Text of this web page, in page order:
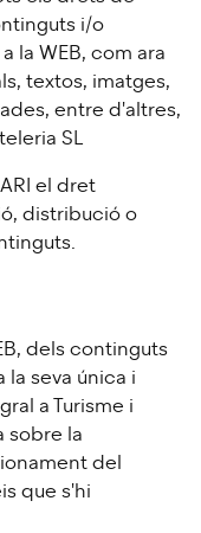
i/o
la WEB, com ara
textos, imatges,
entre d'altres,
SL
el dret
distribució o
dels continguts
la seva única i
a Turisme i
sobre la
del
que s'hi